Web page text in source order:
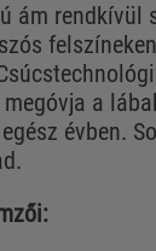
ám rendkívül
a
évben.